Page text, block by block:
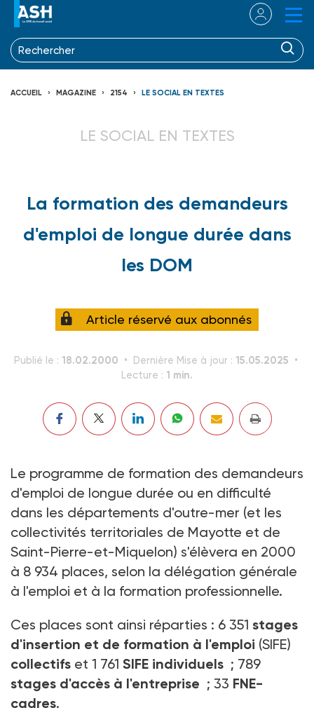
ACCUEIL MAGAZINE 2154 LE SOCIAL EN TEXTES
LE SOCIAL EN TEXTES
La formation des demandeurs
d'emploi de longue durée dans
les DOM
Article réservé aux abonnés
Publié le : 18.02.2000 Dernière Mise à jour : 15.05.2025
Lecture : 1 min.
Le programme de formation des demandeurs
d'emploi de longue durée ou en difficulté
dans les départements d'outre-mer (et les
collectivités territoriales de Mayotte et de
Saint-Pierre-et-Miquelon) s'élèvera en 2000
à 8 934 places, selon la délégation générale
à l'emploi et à la formation professionnelle.
Ces places sont ainsi réparties : 6 351 stages
d'insertion et de formation à l'emploi (SIFE)
collectifs et 1 761 SIFE individuels ; 789
stages d'accès à l'entreprise ; 33 FNE-
cadres.